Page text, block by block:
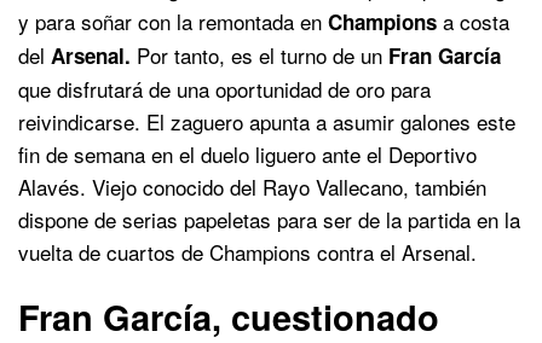
y para soñar con la remontada en Champions a costa
del Arsenal. Por tanto, es el turno de un Fran García
que disfrutará de una oportunidad de oro para
reivindicarse. El zaguero apunta a asumir galones este
fin de semana en el duelo liguero ante el Deportivo
Alavés. Viejo conocido del Rayo Vallecano, también
dispone de serias papeletas para ser de la partida en la
vuelta de cuartos de Champions contra el Arsenal.
Fran García, cuestionado